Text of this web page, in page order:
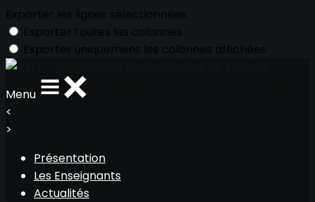
Menu
<
>
Présentation
Les Enseignants
Actualités